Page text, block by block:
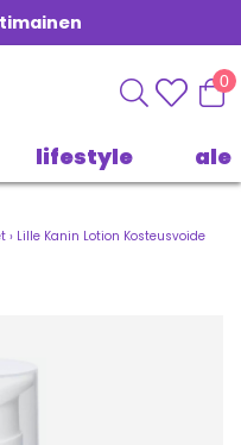
0
lifestyle ale
› Lille Kanin Lotion Kosteusvoide